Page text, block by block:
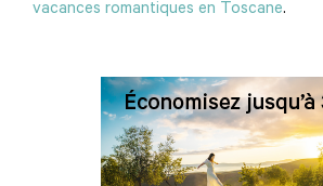
vacances romantiques en Toscane.